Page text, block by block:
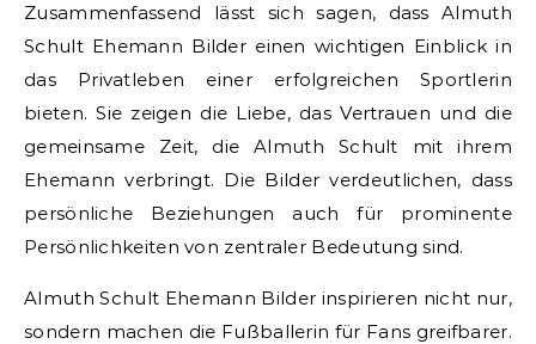
Zusammenfassend lässt sich sagen, dass Almuth
Schult Ehemann Bilder einen wichtigen Einblick in
das Privatleben einer erfolgreichen Sportlerin
bieten. Sie zeigen die Liebe, das Vertrauen und die
gemeinsame Zeit, die Almuth Schult mit ihrem
Ehemann verbringt. Die Bilder verdeutlichen, dass
persönliche Beziehungen auch für prominente
Persönlichkeiten von zentraler Bedeutung sind.
Almuth Schult Ehemann Bilder inspirieren nicht nur,
sondern machen die Fußballerin für Fans greifbarer.